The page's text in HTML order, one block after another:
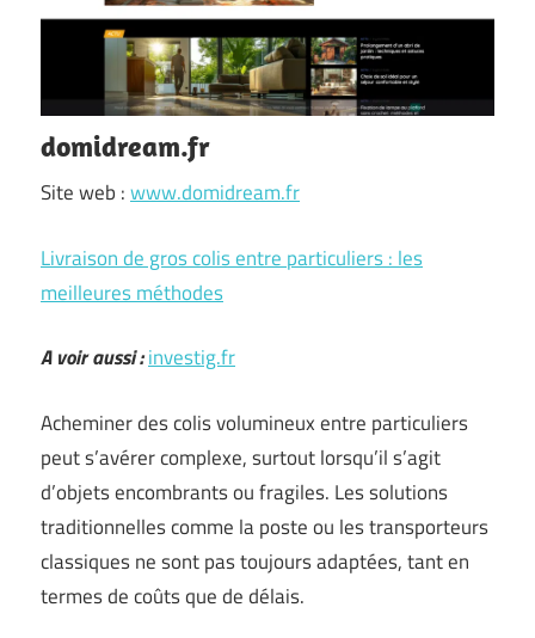
domidream.fr
Site web :www.domidream.fr
Livraison de gros colis entre particuliers : les
meilleures méthodes
A voir aussi :investig.fr
Acheminer des colis volumineux entre particuliers
peut s’avérer complexe, surtout lorsqu’il s’agit
d’objets encombrants ou fragiles. Les solutions
traditionnelles comme la poste ou les transporteurs
classiques ne sont pas toujours adaptées, tant en
termes de coûts que de délais.